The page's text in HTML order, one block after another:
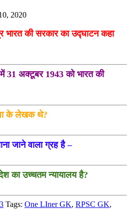
2020
भारत की सरकार का उद्घाटन कहा
31 अक्टूबर 1943 को भारत की
के लेखक थे?
जाने वाला ग्रह है –
का उच्चतम न्यायालय है?
Tags: One LIner GK, RPSC GK,